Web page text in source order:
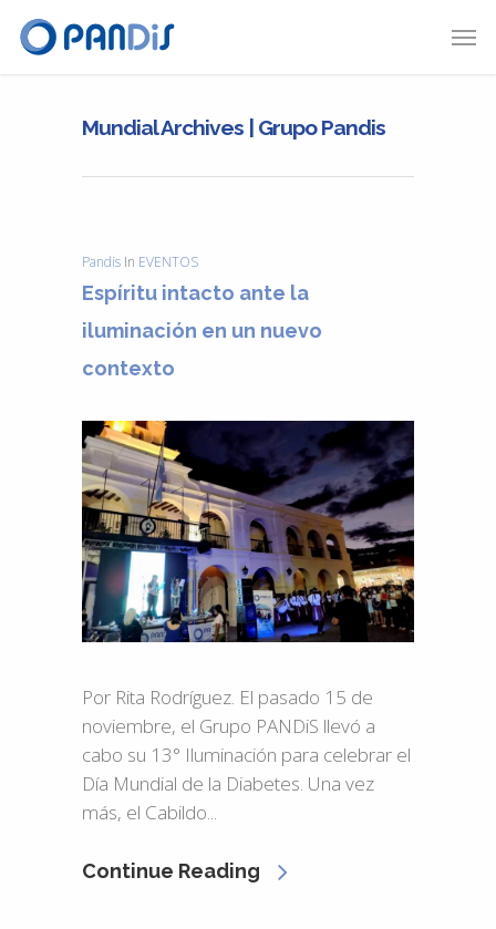
Mundial Archives | Grupo Pandis
Pandis In EVENTOS
Espíritu intacto ante la
iluminación en un nuevo
contexto
Por Rita Rodríguez. El pasado 15 de
noviembre, el Grupo PANDiS llevó a
cabo su 13° Iluminación para celebrar el
Día Mundial de la Diabetes. Una vez
más, el Cabildo...
Continue Reading